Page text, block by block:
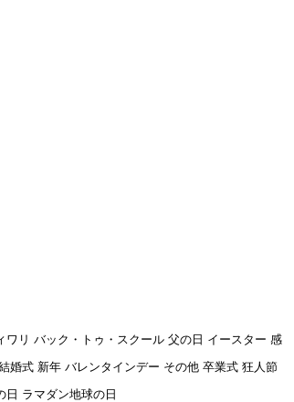
ワリ バック・トゥ・スクール 父の日 イースター 感
婚式 新年 バレンタインデー その他 卒業式 狂人節
日 ラマダン地球の日